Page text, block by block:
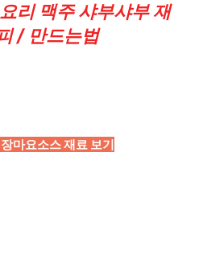
리 맥주 샤부샤부 재
/ 만드는법
마요소스 재료 보기